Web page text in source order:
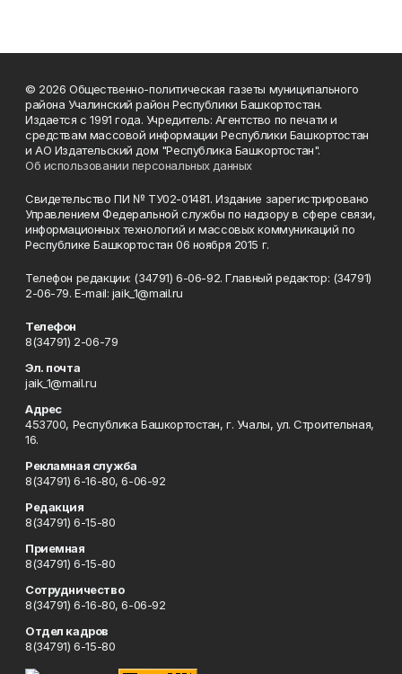
© 2026 Общественно-политическая газеты муниципального
района Учалинский район Республики Башкортостан.
Издается с 1991 года. Учредитель: Агентство по печати и
средствам массовой информации Республики Башкортостан
и АО Издательский дом "Республика Башкортостан".
Об использовании персональных данных
Свидетельство ПИ № ТУ02-01481. Издание зарегистрировано
Управлением Федеральной службы по надзору в сфере связи,
информационных технологий и массовых коммуникаций по
Республике Башкортостан 06 ноября 2015 г.
Телефон редакции: (34791) 6-06-92. Главный редактор: (34791)
2-06-79. Е-mаil: jaik_1@mail.ru
Телефон
8(34791) 2-06-79
Эл. почта
jaik_1@mail.ru
Адрес
453700, Республика Башкортостан, г. Учалы, ул. Строительная,
16.
Рекламная служба
8(34791) 6-16-80, 6-06-92
Редакция
8(34791) 6-15-80
Приемная
8(34791) 6-15-80
Сотрудничество
8(34791) 6-16-80, 6-06-92
Отдел кадров
8(34791) 6-15-80